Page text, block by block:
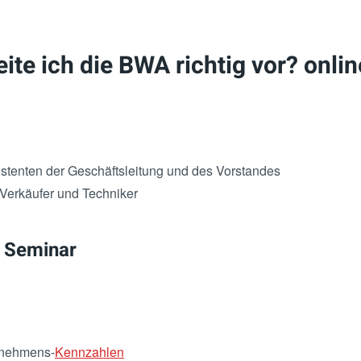
ich die BWA richtig vor?
der Geschäftsleitung und des Vorstandes
und Techniker
Kennzahlen